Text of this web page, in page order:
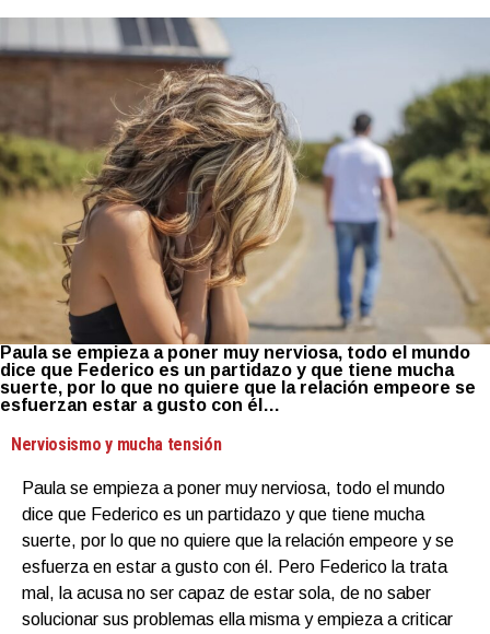
Paula se empieza a poner muy nerviosa, todo el mundo
dice que Federico es un partidazo y que tiene mucha
suerte, por lo que no quiere que la relación empeore se
esfuerzan estar a gusto con él…
Nerviosismo y mucha tensión
Paula se empieza a poner muy nerviosa, todo el mundo
dice que Federico es un partidazo y que tiene mucha
suerte, por lo que no quiere que la relación empeore y se
esfuerza en estar a gusto con él. Pero Federico la trata
mal, la acusa no ser capaz de estar sola, de no saber
solucionar sus problemas ella misma y empieza a criticar